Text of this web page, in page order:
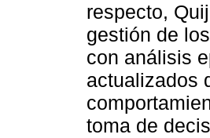
respecto,
gestión de
con análisis
actualizados
toma de